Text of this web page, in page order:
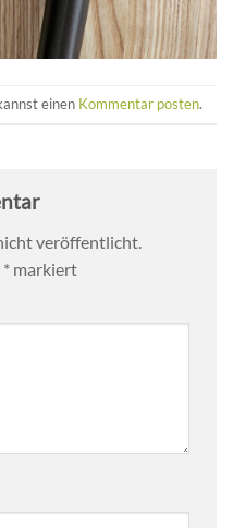
einen Kommentar posten.
veröffentlicht.
* markiert